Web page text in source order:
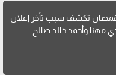
تكشف سبب تأخر إعلان
مهنا وأحمد خالد صالح